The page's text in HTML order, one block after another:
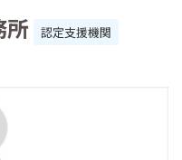
所
認定支援機関